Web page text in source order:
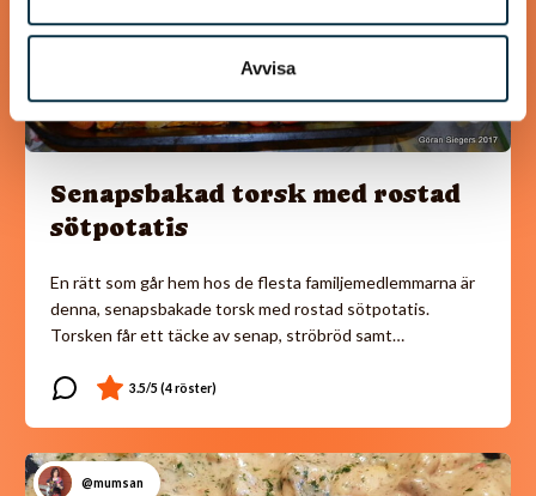
Avvisa
Senapsbakad torsk med rostad
sötpotatis
En rätt som går hem hos de flesta familjemedlemmarna är
denna, senapsbakade torsk med rostad sötpotatis.
Torsken får ett täcke av senap, ströbröd samt…
@mumsan